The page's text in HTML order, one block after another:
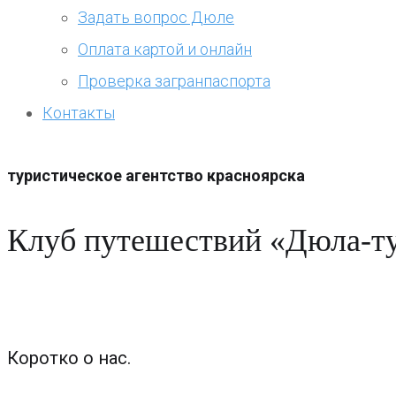
Задать вопрос Дюле
Оплата картой и онлайн
Проверка загранпаспорта
Контакты
туристическое агентство красноярска
Клуб путешествий «Дюла-
Коротко о нас.